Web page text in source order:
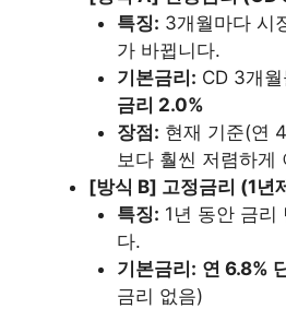
특징: 3개월마다 시
가 바뀝니다.
기본금리: CD 3개
금리 2.0%
장점: 현재 기준(연
보다 훨씬 저렴하게
[방식 B] 고정금리 (1년
특징: 1년 동안 금리
다.
기본금리: 연 6.8%
금리 없음)